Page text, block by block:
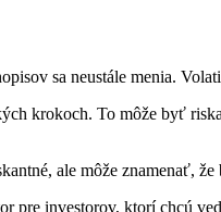
sa neustále menia.
krokoch. To môže byť
ale môže znamenať, že
pre investorov, ktorí chcú